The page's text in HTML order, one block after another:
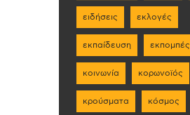
ειδήσεις εκλογές
εκπαίδευση εκπομπές
κοινωνία κορωνοϊός
κρούσματα κόσμος